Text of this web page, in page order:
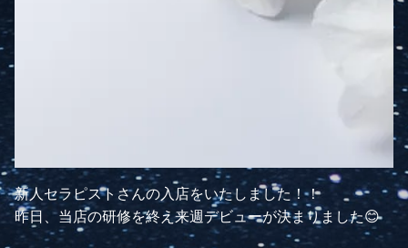
新人セラピストさんの入店をいたしました！！
昨日、当店の研修を終え来週デビューが決まりました😊